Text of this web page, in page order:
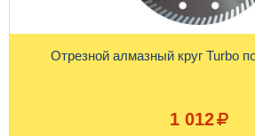
Отрезной алмазный круг Turbo
1 012